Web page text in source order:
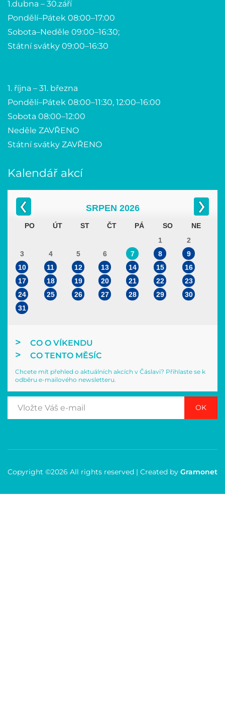
1.dubna – 30.září
Pondělí–Pátek 08:00–17:00
Sobota–Neděle 09:00–16:30;
Státní svátky 09:00–16:30
1. října – 31. března
Pondělí–Pátek 08:00–11:30, 12:00–16:00
Sobota 08:00–12:00
Neděle ZAVŘENO
Státní svátky ZAVŘENO
Kalendář akcí
SRPEN 2026
PO ÚT ST ČT PÁ SO
NE
1
2
3
4 5 6 7 8
9
10
11 12 13 14 15
16
17
18 19 20 21 22
23
24
25 26 27 28 29
30
31
CO O VÍKENDU
CO TENTO MĚSÍC
Chcete mít přehled o aktuálních akcích v Čáslavi? Přihlaste se k
odběru e-mailového newsletteru.
OK
Copyright ©2026 All rights reserved | Created by Gramonet